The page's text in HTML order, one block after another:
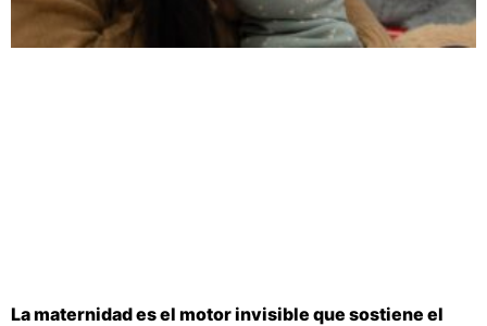
La maternidad es el motor invisible que sostiene el